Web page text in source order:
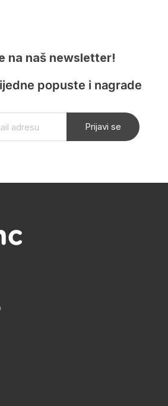
na naš newsletter!
popuste i nagrade
Prijavi se